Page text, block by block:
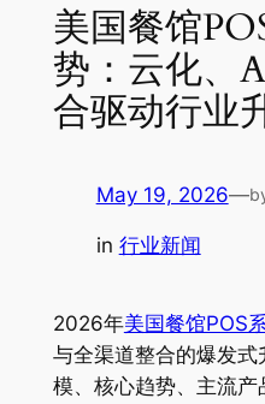
美国餐馆
势：云化、
合驱动行业
May 19, 2026—
in 行业新闻
2026年美国餐馆POS
与全渠道整合的爆发
模、核心趋势、主流